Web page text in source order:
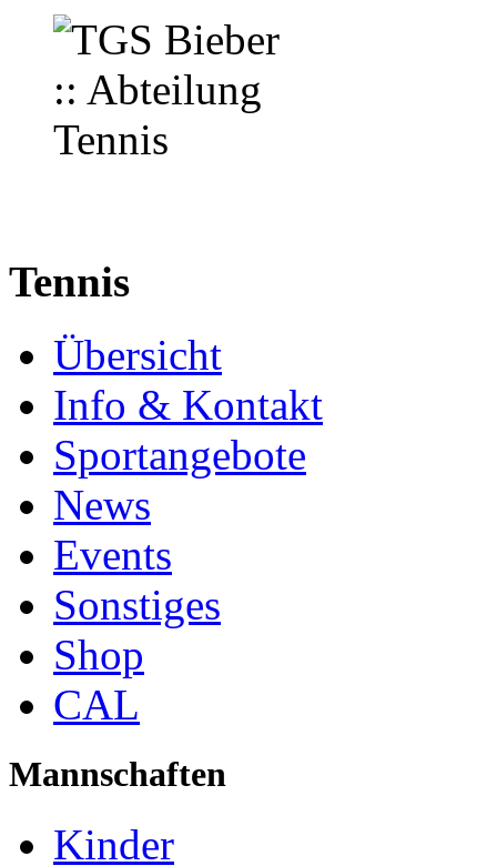
Tennis
Übersicht
Info & Kontakt
Sportangebote
News
Events
Sonstiges
Shop
CAL
Mannschaften
Kinder